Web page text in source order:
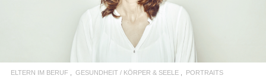
ELTERN IM BERUF GESUNDHEIT / KÖRPER & SEELE PORTRAITS